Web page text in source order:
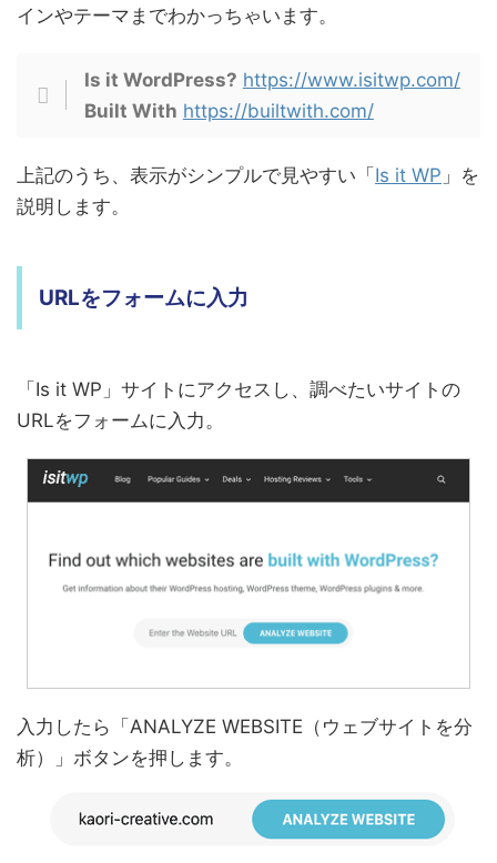
インやテーマまでわかっちゃいます。
Is it WordPress? https://www.isitwp.com/
Built With https://builtwith.com/
上記のうち、表示がシンプルで見やすい「Is it WP 」を
説明します。
URLをフォームに入力
「Is it WP」サイトにアクセスし、調べたいサイトの
URLをフォームに入力。
入力したら「ANALYZE WEBSITE（ウェブサイトを分
析）」ボタンを押します。